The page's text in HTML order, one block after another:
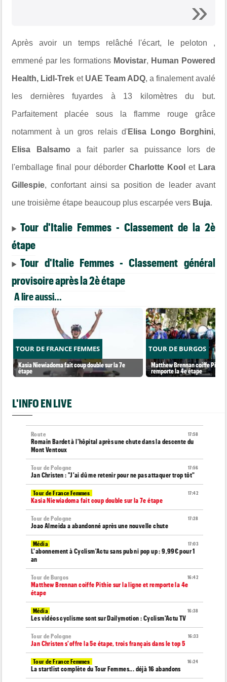
Après avoir un temps relâché l'écart, le peloton ,
emmené par les formations Movistar, Human Powered
Health, Lidl-Trek et UAE Team ADQ, a finalement avalé
les dernières fuyardes à 13 kilomètres du but.
Parfaitement placée sous la flamme rouge grâce
notamment à un gros relais d'Elisa Longo Borghini,
Elisa Balsamo a fait parler sa puissance lors de
l'emballage final pour déborderCharlotte Kool et Lara
Gillespie, confortant ainsi sa position de leader avant
une troisième étape beaucoup plus escarpée vers Buja.
Tour d'Italie Femmes - Classement de la 2è
étape
Tour d'Italie Femmes - Classement général
provisoire après la 2è étape
A lire aussi...
TOUR DE FRANCE FEMMES
Kasia Niewiadoma fait coup double sur la 7e
étape
TOUR DE BURGOS
Matthew Brennan coiffe Pithie
remporte la 4e étape
L'INFO EN LIVE
17:58
Route
Romain Bardet à l'hôpital après une chute dans la descente du
Mont Ventoux
17:56
Tour de Pologne
Jan Christen : "J'ai dû me retenir pour ne pas attaquer trop tôt"
17:42
Tour de France Femmes
Kasia Niewiadoma fait coup double sur la 7e étape
17:28
Tour de Pologne
Joao Almeida a abandonné après une nouvelle chute
17:03
Média
L'abonnement à Cyclism'Actu sans pub ni pop up : 9,99€ pour 1
an
16:42
Tour de Burgos
Matthew Brennan coiffe Pithie sur la ligne et remporte la 4e
étape
16:38
Média
Les vidéos cyclisme sont sur Dailymotion : Cyclism'Actu TV
16:33
Tour de Pologne
Jan Christen s'offre la 5e étape, trois français dans le top 5
16:24
Tour de France Femmes
La startlist complète du Tour Femmes... déjà 16 abandons